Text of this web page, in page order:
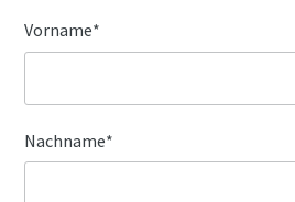
Vorname*
Nachname*